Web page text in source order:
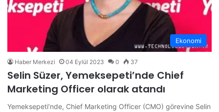
Ekonomi
Haber Merkezi 04 Eylül 2023 0 37
Selin Süzer, Yemeksepeti’nde Chief
Marketing Officer olarak atandı
Yemeksepeti’nde, Chief Marketing Officer (CMO) görevine Selin